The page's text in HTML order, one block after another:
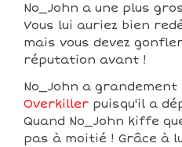
No_John a une plus
Vous lui auriez bien
mais vous devez
réputation avant !
No_John a
Overkiller puisqu'il a
Quand No_John kiffe
pas à moitié ! Grâce à